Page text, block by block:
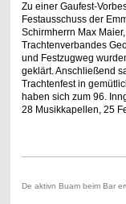
Zu einer Gaufest-
Festausschuss der
Schirmherrn Max
Trachtenverbandes
und Festzugweg
geklärt. Anschließend
Trachtenfest in
haben sich zum 96.
28 Musikkapellen, 25
De aktivn Buam beim Bar